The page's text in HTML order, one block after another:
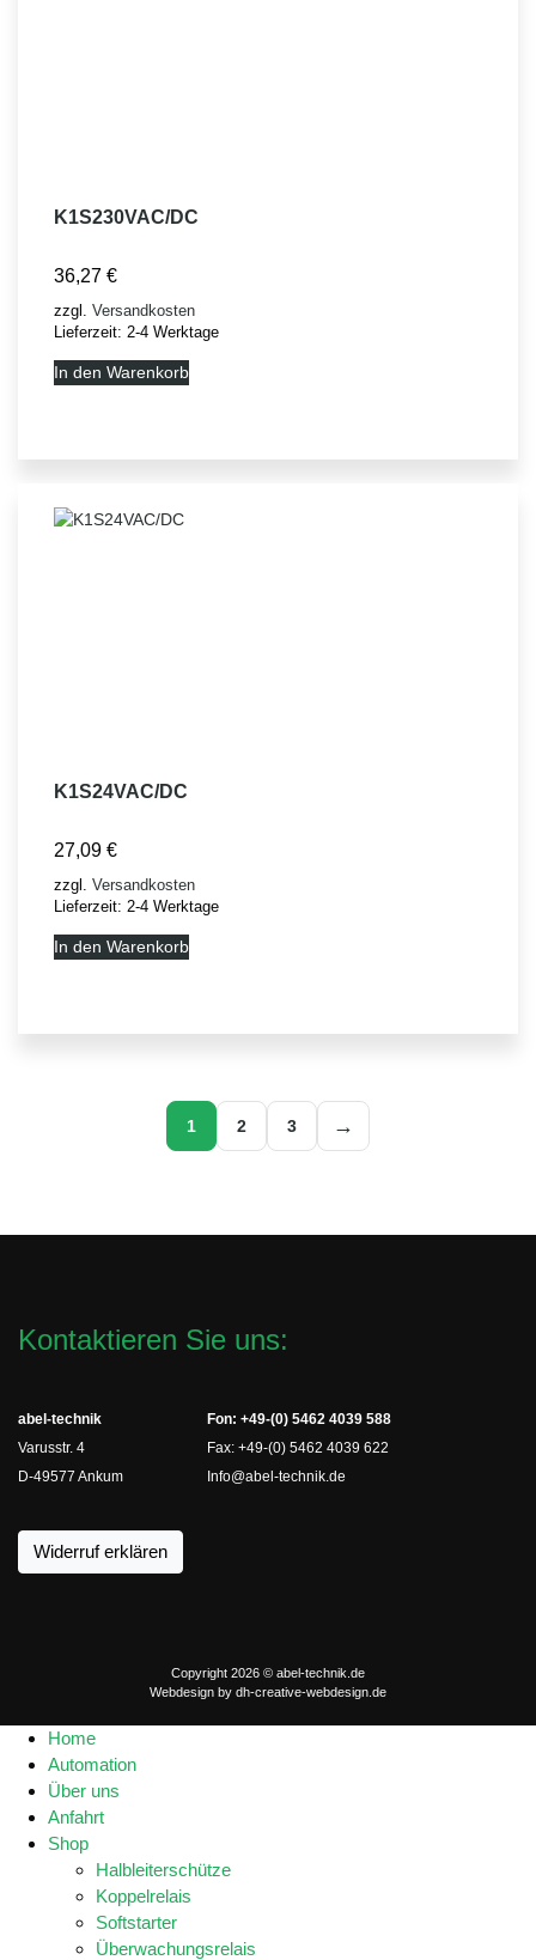
K1S230VAC/DC
36,27 €
zzgl. Versandkosten
Lieferzeit: 2-4 Werktage
In den Warenkorb
K1S24VAC/DC
27,09 €
zzgl. Versandkosten
Lieferzeit: 2-4 Werktage
In den Warenkorb
1 2 3 →
Kontaktieren Sie uns:
abel-technik
Varusstr. 4
D-49577 Ankum
Widerruf erklären
Fon: +49-(0) 5462 4039 588
Fax: +49-(0) 5462 4039 622
Info@abel-technik.de
Copyright 2026 © abel-technik.de
Webdesign by dh-creative-webdesign.de
Home
Automation
Über uns
Anfahrt
Shop
Halbleiterschütze
Koppelrelais
Softstarter
Überwachungsrelais